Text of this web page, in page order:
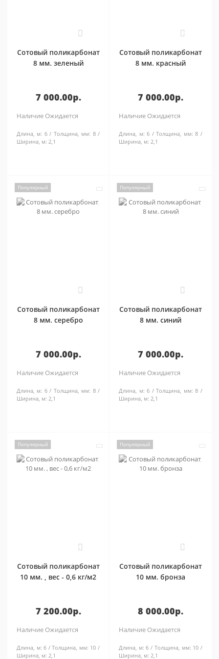
Сотовый поликарбонат
8 мм. зеленый
7 000.00р.
Наличие Ожидается
Длина, м: 6 Толщина, мм: 8
Ширина, м: 2,1
Сотовый поликарбонат
8 мм. красный
7 000.00р.
Наличие Ожидается
Длина, м: 6 Толщина, мм: 8
Ширина, м: 2,1
Популярный
Сотовый поликарбонат
8 мм. серебро
7 000.00р.
Наличие Ожидается
Длина, м: 6 Толщина, мм: 8
Ширина, м: 2,1
Популярный
Сотовый поликарбонат
8 мм. синий
7 000.00р.
Наличие Ожидается
Длина, м: 6 Толщина, мм: 8
Ширина, м: 2,1
Популярный
Сотовый поликарбонат
10 мм. , вес - 0,6 кг/м2
7 200.00р.
Наличие Ожидается
Длина, м: 6 Толщина, мм: 10
Ширина, м: 2,1
Популярный
Сотовый поликарбонат
10 мм. бронза
8 000.00р.
Наличие Ожидается
Длина, м: 6 Толщина, мм: 10
Ширина, м: 2,1